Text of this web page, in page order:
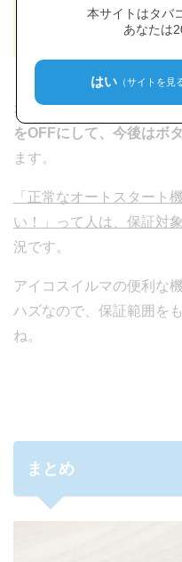
本サイトはタバ
あなたは
はい （サイトを見
オートスタートが勝手に
をOFFにして、今後はボ
ます。
「正常なオートスタート
い！」って人は、保証対
況です。
アイコスイルマの便利な
ハズなので、保証範囲を
ね。
まとめ